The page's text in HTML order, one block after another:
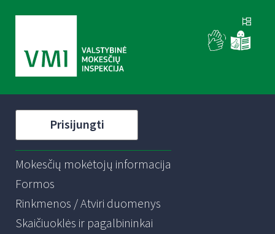
Prisijungti
Mokesčių mokėtojų informacija
Formos
Rinkmenos / Atviri duomenys
Skaičiuoklės ir pagalbininkai